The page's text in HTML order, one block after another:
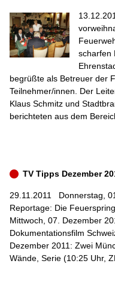
scharfen
begrüßte als Betreuer der
Teilnehmer/innen. Der
Klaus Schmitz und
berichteten aus dem
TV Tipps Dezember
29.11.2011 Donnerstag,
Reportage: Die
Mittwoch, 07. Dezember
Dokumentationsfilm
Dezember 2011: Zwei
Wände, Serie (10:25 Uhr,